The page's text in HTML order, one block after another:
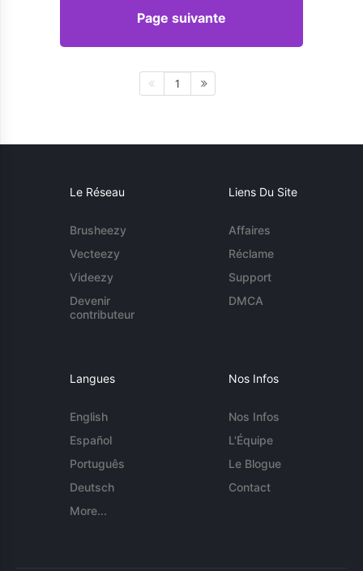
Page suivante
1
Le Réseau
Brusheezy
Vecteezy
Videezy
Devenir
contributeur
Liens Du Site
Affaires
Réclame
Support
DMCA
Langues
English
Español
Português
Deutsch
More...
Nos Infos
Nos Infos
L'Équipe
Le Blogue
Contact